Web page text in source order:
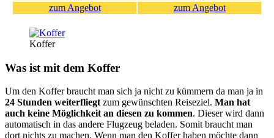
zum Angebot
zum Angebot
Koffer
Was ist mit dem Koffer
Um den Koffer braucht man sich ja nicht zu kümmern da man ja in
24 Stunden weiterfliegt zum gewünschten Reiseziel. Man hat
auch keine Möglichkeit an diesen zu kommen. Dieser wird dann
automatisch in das andere Flugzeug beladen. Somit braucht man
dort nichts zu machen. Wenn man den Koffer haben möchte dann